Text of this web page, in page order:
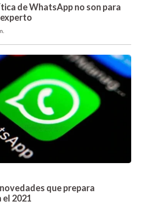
de WhatsApp no son para
que prepara
2021